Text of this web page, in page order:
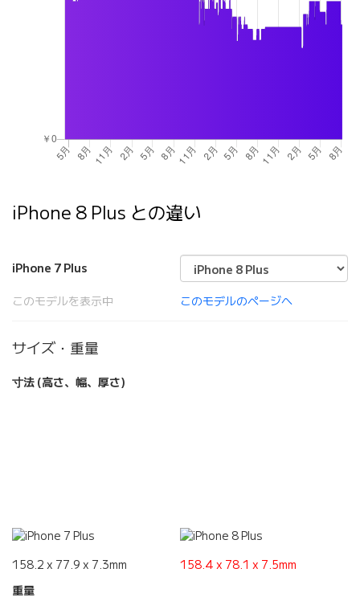
iPhone 8 Plus との違い
iPhone 7 Plus
このモデルを表示中 このモデルのページへ
サイズ・重量
寸法 (高さ、幅、厚さ)
158.2 x 77.9 x 7.3mm
158.4 x 78.1 x 7.5mm
重量